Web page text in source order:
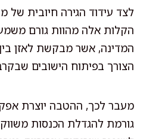
לצד עידוד הגירה חיובית של
הקלות אלה מהוות גורם
המדינה, אשר מבקשת לאזן בין
הצורך בפיתוח הישובים
מעבר לכך, ההטבה יוצרת
גורמת להגדלת הכנסות